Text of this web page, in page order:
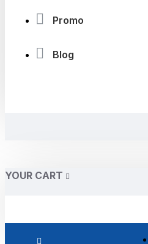
Promo
Blog
YOUR CART